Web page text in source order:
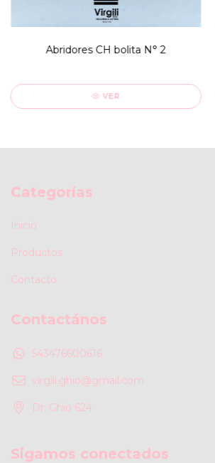
Abridores CH bolita N° 2
VER
Categorías
Inicio
Productos
Contacto
Contactános
543476600616
virgili.ghio@gmail.com
Dr. Ghio 624
Sigamos conectados